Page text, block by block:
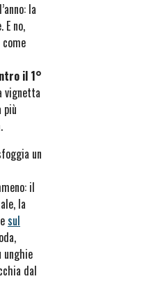
la
no,
il 1°
vignetta
un
il
la
sul
dal